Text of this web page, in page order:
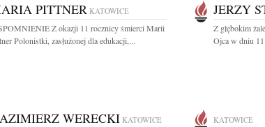
PITTNER KATOWICE
Z okazji 11 rocznicy śmierci Marii
Polonistki, zasłużonej dla edukacji,...
JERZY
Z głębokim
Ojca w dniu
WERECKI KATOWICE KATOWICE